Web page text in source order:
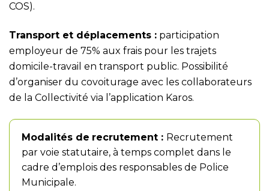
COS).
Transport et déplacements : participation
employeur de 75% aux frais pour les trajets
domicile-travail en transport public. Possibilité
d’organiser du covoiturage avec les collaborateurs
de la Collectivité via l’application Karos.
Modalités de recrutement : Recrutement
par voie statutaire, à temps complet dans le
cadre d’emplois des responsables de Police
Municipale.